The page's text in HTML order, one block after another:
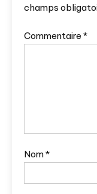
champs
Commentaire *
Nom*